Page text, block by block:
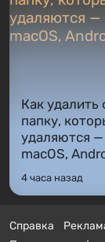
Как удалить
папку,
удаляются
macOS,
4 часа назад
Справка